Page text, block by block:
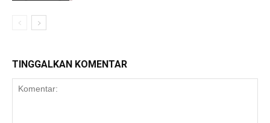
TINGGALKAN KOMENTAR